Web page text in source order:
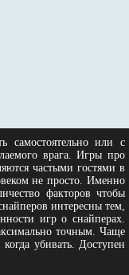
самостоятельно или с
врага. Игры про
частыми гостями в
не просто. Именно
факторов чтобы
интересны тем,
игр о снайперах.
точным. Чаще
убивать. Доступен